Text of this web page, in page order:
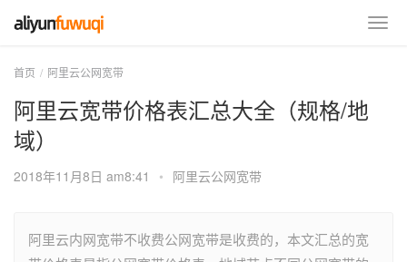
首页 阿里云公网宽带
阿里云宽带价格表汇总大全（规格/地
域）
2018年11月8日 am8:41 • 阿里云公网宽带
阿里云内网宽带不收费公网宽带是收费的，本文汇总的宽